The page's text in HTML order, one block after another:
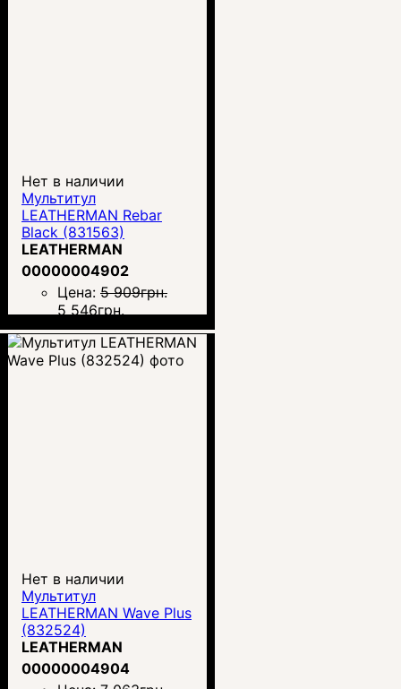
Нет в наличии
Мультитул
LEATHERMAN Rebar
Black (831563)
LEATHERMAN
00000004902
Цена: 5 909грн.
5 546грн.
Нет в наличии
Мультитул
LEATHERMAN Wave Plus
(832524)
LEATHERMAN
00000004904